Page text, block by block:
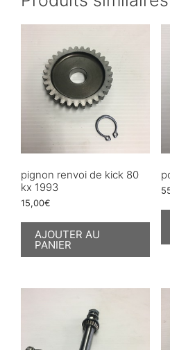
pignon renvoi de kick 80
kx 1993
15,00€
AJOUTER AU
PANIER